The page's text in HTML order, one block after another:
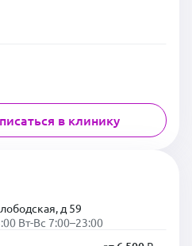
в клинику
д 59
Вт-Вс 7:00–23:00